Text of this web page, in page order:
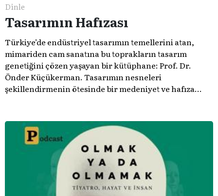
Dinle
Tasarımın Hafızası
Türkiye’de endüstriyel tasarımın temellerini atan,
mimariden cam sanatına bu toprakların tasarım
genetiğini çözen yaşayan bir kütüphane: Prof. Dr.
Önder Küçükerman. ​Tasarımın nesneleri
şekillendirmenin ötesinde bir medeniyet ve hafıza